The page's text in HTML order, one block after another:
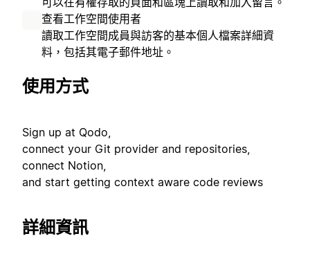
查看工作空間使用者
讀取工作空間成員與訪客的基本個人檔案詳細資
料，包括其電子郵件地址。
使用方式
Sign up at Qodo,
connect your Git provider and repositories,
connect Notion,
and start getting context aware code reviews
詳細資訊